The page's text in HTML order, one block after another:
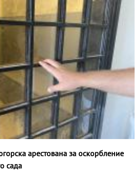
арестована за оскорбление
сада